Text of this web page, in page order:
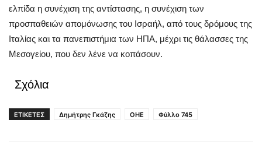
ελπίδα η συνέχιση της αντίστασης, η συνέχιση των
προσπαθειών απομόνωσης του Ισραήλ, από τους δρόμους της
Ιταλίας και τα πανεπιστήμια των ΗΠΑ, μέχρι τις θάλασσες της
Μεσογείου, που δεν λένε να κοπάσουν.
Σχόλια
ΕΤΙΚΕΤΕΣ Δημήτρης Γκάζης ΟΗΕ Φύλλο 745